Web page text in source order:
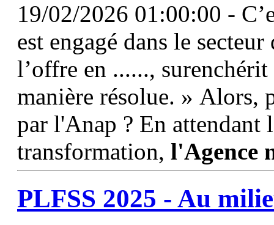
19/02/2026 01:00:00 -
est engagé dans le
l’offre en ......,
manière résolue. » Alors,
par l'Anap ? En attendant
transformation, l'Agence
PLFSS 2025 - Au